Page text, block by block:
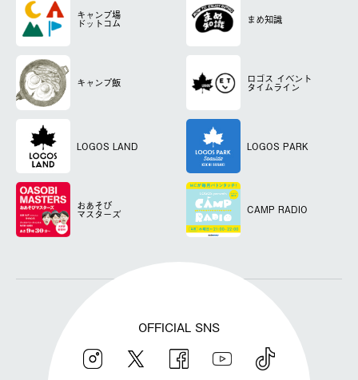
キャンプ場
ドットコム まめ知識
キャンプ飯 ロゴス イベント
タイムライン
LOGOS LAND LOGOS PARK
おあそび
マスターズ CAMP RADIO
OFFICIAL SNS